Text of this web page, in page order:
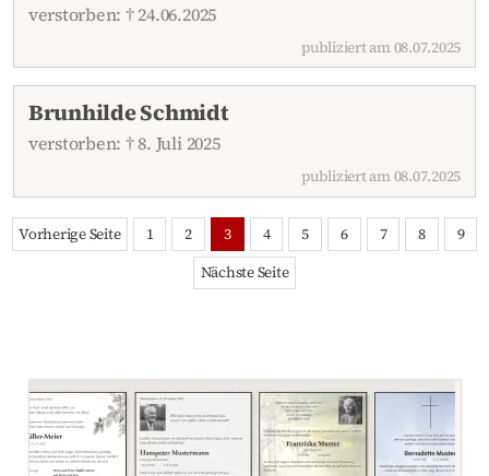
verstorben: † 24.06.2025
publiziert am 08.07.2025
Brunhilde Schmidt
verstorben: † 8. Juli 2025
publiziert am 08.07.2025
Vorherige Seite 1 2 3 4 5 6 7 8
9
Nächste Seite